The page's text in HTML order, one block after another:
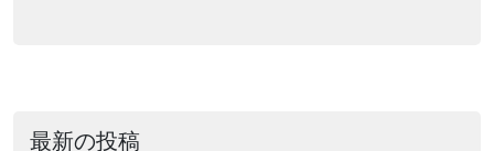
最新の投稿